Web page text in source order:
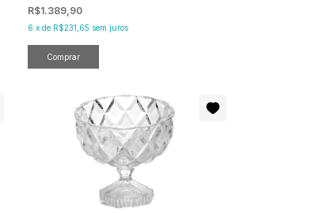
R$1.389,90
6 x de R$231,65 sem juros